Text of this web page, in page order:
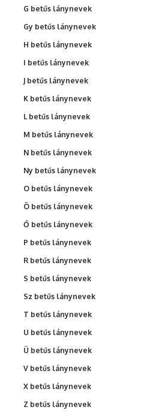
G betűs lánynevek
Gy betűs lánynevek
H betűs lánynevek
I betűs lánynevek
J betűs lánynevek
K betűs lánynevek
L betűs lánynevek
M betűs lánynevek
N betűs lánynevek
Ny betűs lánynevek
O betűs lánynevek
Ö betűs lánynevek
Ő betűs lánynevek
P betűs lánynevek
R betűs lánynevek
S betűs lánynevek
Sz betűs lánynevek
T betűs lánynevek
U betűs lánynevek
Ü betűs lánynevek
V betűs lánynevek
X betűs lánynevek
Z betűs lánynevek